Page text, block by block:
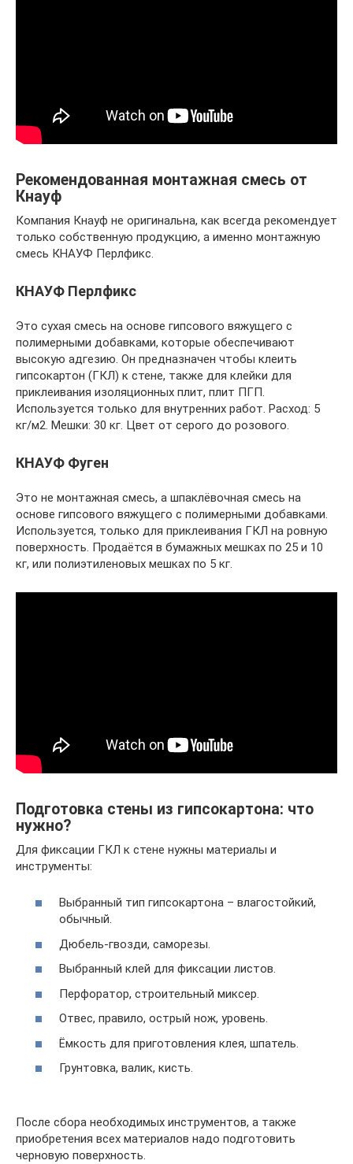
Рекомендованная монтажная смесь от
Кнауф
Компания Кнауф не оригинальна, как всегда рекомендует
только собственную продукцию, а именно монтажную
смесь КНАУФ Перлфикс.
КНАУФ Перлфикс
Это сухая смесь на основе гипсового вяжущего с
полимерными добавками, которые обеспечивают
высокую адгезию. Он предназначен чтобы клеить
гипсокартон (ГКЛ) к стене, также для клейки для
приклеивания изоляционных плит, плит ПГП.
Используется только для внутренних работ. Расход: 5
кг/м2. Мешки: 30 кг. Цвет от серого до розового.
КНАУФ Фуген
Это не монтажная смесь, а шпаклёвочная смесь на
основе гипсового вяжущего с полимерными добавками.
Используется, только для приклеивания ГКЛ на ровную
поверхность. Продаётся в бумажных мешках по 25 и 10
кг, или полиэтиленовых мешках по 5 кг.
Подготовка стены из гипсокартона: что
нужно?
Для фиксации ГКЛ к стене нужны материалы и
инструменты:
Выбранный тип гипсокартона – влагостойкий,
обычный.
Дюбель-гвозди, саморезы.
Выбранный клей для фиксации листов.
Перфоратор, строительный миксер.
Отвес, правило, острый нож, уровень.
Ёмкость для приготовления клея, шпатель.
Грунтовка, валик, кисть.
После сбора необходимых инструментов, а также
приобретения всех материалов надо подготовить
черновую поверхность.